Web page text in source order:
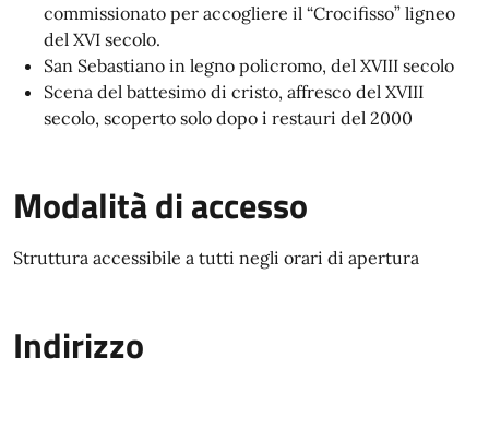
commissionato per accogliere il “Crocifisso” ligneo
del XVI secolo.
San Sebastiano in legno policromo, del XVIII secolo
Scena del battesimo di cristo, affresco del XVIII
secolo, scoperto solo dopo i restauri del 2000
Modalità di accesso
Struttura accessibile a tutti negli orari di apertura
Indirizzo